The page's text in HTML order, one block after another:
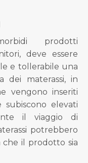
prodotti
deve essere
e tollerabile una
dei materassi, in
vengono inseriti
elevati
il viaggio di
potrebbero
che il prodotto sia